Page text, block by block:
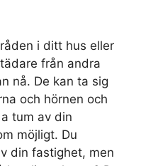
i ditt hus eller
från andra
nå. De kan ta sig
och hörnen och
tum av din
möjligt. Du
din fastighet, men